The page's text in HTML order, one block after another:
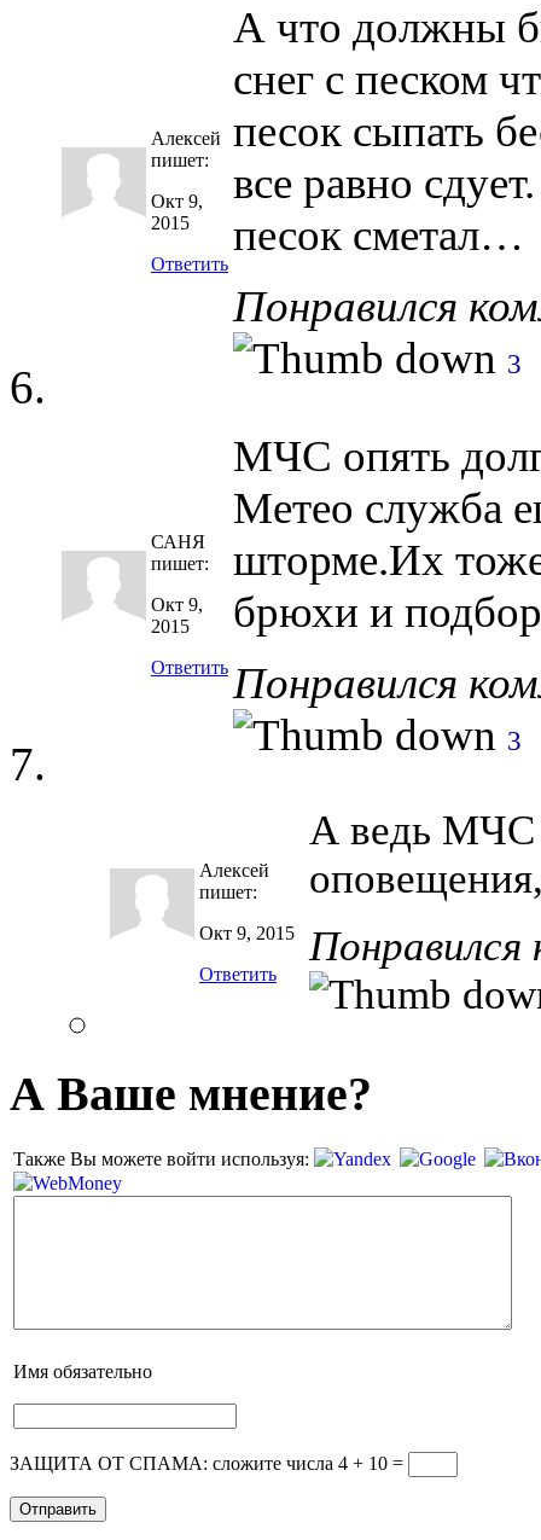
Алексей
пишет:
Окт 9,
2015
Ответить
А что должны
снег с песком
песок сыпать
все равно
песок сметал…
Понравился
3
САНЯ
пишет:
Окт 9,
2015
Ответить
МЧС опять
Метео служба
шторме.Их тоже
брюхи и
Понравился
3
Алексей
пишет:
Окт 9, 2015
Ответить
А ведь МЧС
А Ваше мнение?
Также Вы можете войти используя:
Имя обязательно
ЗАЩИТА ОТ СПАМА: сложите числа 4 + 10 =